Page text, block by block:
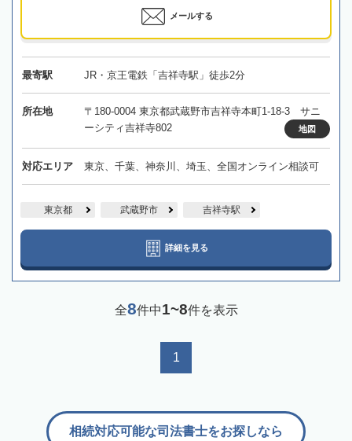
メールする
最寄駅 JR・京王電鉄「吉祥寺駅」徒歩2分
所在地
〒180-0004 東京都武蔵野市吉祥寺本町1-18-3 サニ
ーシティ吉祥寺802
地図
対応エリア 東京、千葉、神奈川、埼玉、全国オンライン相談可
東京都 武蔵野市 吉祥寺駅
詳細を見る
全8件中1~8件を表示
1
相続対応可能な司法書士をお探しなら